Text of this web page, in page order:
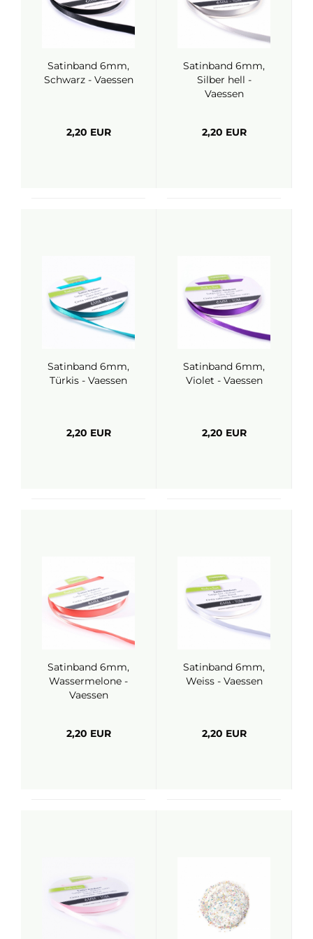
Satinband 6mm,
Schwarz - Vaessen
2,20 EUR
Satinband 6mm,
Silber hell -
Vaessen
2,20 EUR
Satinband 6mm,
Türkis - Vaessen
2,20 EUR
Satinband 6mm,
Violet - Vaessen
2,20 EUR
Satinband 6mm,
Wassermelone -
Vaessen
2,20 EUR
Satinband 6mm,
Weiss - Vaessen
2,20 EUR